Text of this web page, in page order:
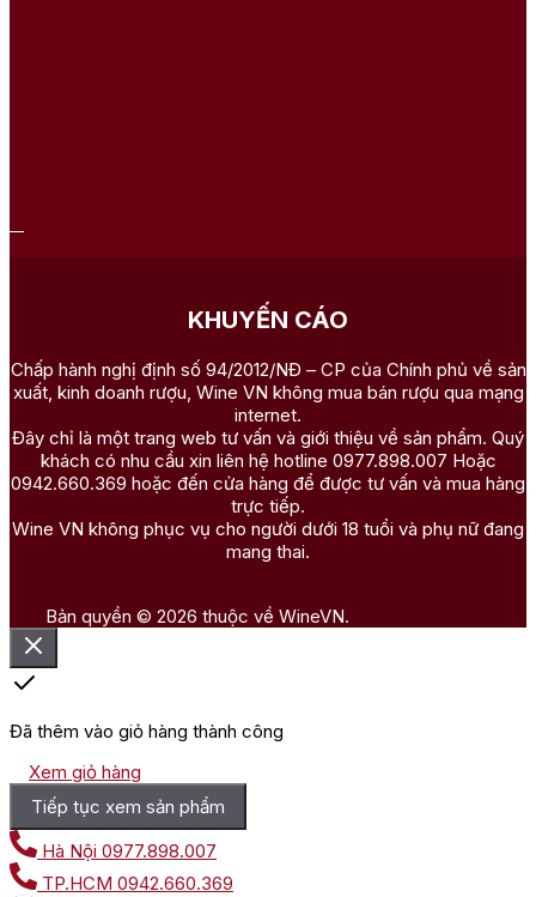
KHUYẾN CÁO
Chấp hành nghị định số 94/2012/NĐ – CP của Chính phủ về sản
xuất, kinh doanh rượu, Wine VN không mua bán rượu qua mạng
internet.
Đây chỉ là một trang web tư vấn và giới thiệu về sản phẩm. Quý
khách có nhu cầu xin liên hệ hotline 0977.898.007 Hoặc
0942.660.369 hoặc đến cửa hàng để được tư vấn và mua hàng
trực tiếp.
Wine VN không phục vụ cho người dưới 18 tuổi và phụ nữ đang
mang thai.
Bản quyền © 2026 thuộc về WineVN.
Đã thêm vào giỏ hàng thành công
Xem giỏ hàng
Tiếp tục xem sản phẩm
Hà Nội 0977.898.007
TP.HCM 0942.660.369